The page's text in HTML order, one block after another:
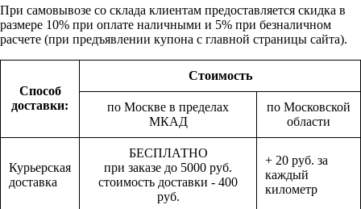
При самовывозе со склада клиентам предоставляется скидка в
размере 10% при оплате наличными и 5% при безналичном
расчете (при предъявлении купона с главной страницы сайта).
Способ
доставки:
Стоимость
по Москве в пределах
МКАД
по Московской
области
Курьерская
доставка
БЕСПЛАТНО
при заказе до 5000 руб.
стоимость доставки - 400
руб.
+ 20 руб. за
каждый
километр